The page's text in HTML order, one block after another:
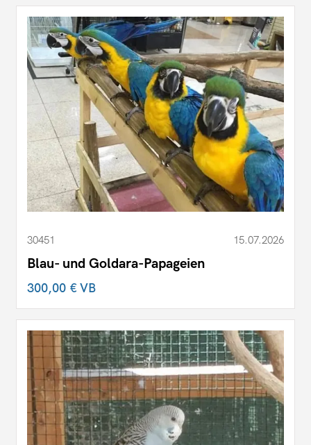
30451 15.07.2026
Blau- und Goldara-Papageien
300,00 €VB